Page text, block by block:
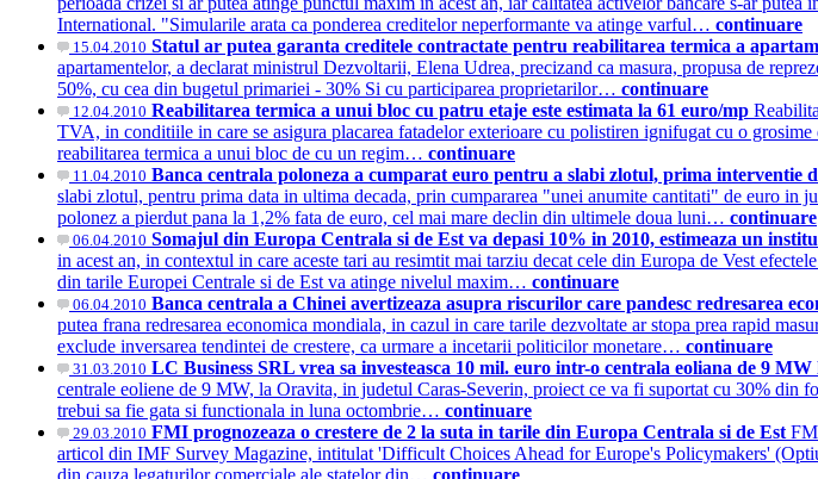
International. "Simularile arata ca ponderea creditelor neperformante va atinge varful… continuare
15.04.2010 Statul ar putea garanta creditele contractate pentru reabilitarea termica a
apartamentelor, a declarat ministrul Dezvoltarii, Elena Udrea, precizand ca masura, propusa de
50%, cu cea din bugetul primariei - 30% Si cu participarea proprietarilor… continuare
12.04.2010 Reabilitarea termica a unui bloc cu patru etaje este estimata la 61 euro/mp
TVA, in conditiile in care se asigura placarea fatadelor exterioare cu polistiren ignifugat cu o
reabilitarea termica a unui bloc de cu un regim… continuare
11.04.2010 Banca centrala poloneza a cumparat euro pentru a slabi zlotul, prima interventie
slabi zlotul, pentru prima data in ultima decada, prin cumpararea "unei anumite cantitati" de euro
polonez a pierdut pana la 1,2% fata de euro, cel mai mare declin din ultimele doua luni… continuare
06.04.2010 Somajul din Europa Centrala si de Est va depasi 10% in 2010, estimeaza un
in acest an, in contextul in care aceste tari au resimtit mai tarziu decat cele din Europa de Vest
din tarile Europei Centrale si de Est va atinge nivelul maxim… continuare
06.04.2010 Banca centrala a Chinei avertizeaza asupra riscurilor care pandesc redresarea
putea frana redresarea economica mondiala, in cazul in care tarile dezvoltate ar stopa prea rapid
exclude inversarea tendintei de crestere, ca urmare a incetarii politicilor monetare… continuare
31.03.2010 LC Business SRL vrea sa investeasca 10 mil. euro intr-o centrala eoliana de 9
centrale eoliene de 9 MW, la Oravita, in judetul Caras-Severin, proiect ce va fi suportat cu 30% din
trebui sa fie gata si functionala in luna octombrie… continuare
29.03.2010 FMI prognozeaza o crestere de 2 la suta in tarile din Europa Centrala si de Est
articol din IMF Survey Magazine, intitulat 'Difficult Choices Ahead for Europe's Policymakers'
din cauza legaturilor comerciale ale statelor din… continuare